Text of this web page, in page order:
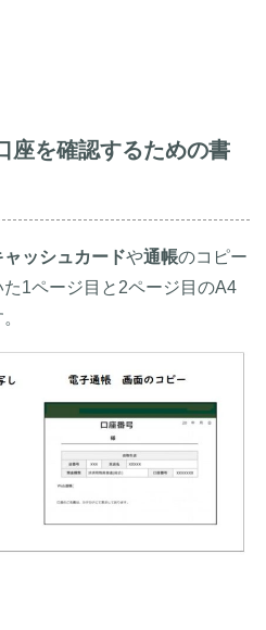
を確認するための書
ャッシュカードや通帳のコピー
1ページ目と2ページ目のA4